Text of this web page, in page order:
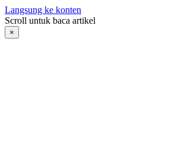
Langsung ke konten
Scroll untuk baca artikel
×